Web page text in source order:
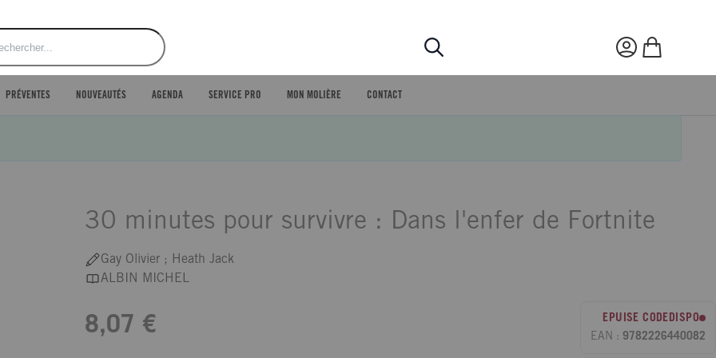
Rechercher
Mon compte
Mon panier
PRÉVENTES NOUVEAUTÉS AGENDA SERVICE PRO MON MOLIÈRE CONTACT
30 minutes pour survivre : Dans l'enfer de Fortnite
Gay Olivier ; Heath Jack
ALBIN MICHEL
8,07 €
EPUISE CODEDISPO
EAN : 9782226440082